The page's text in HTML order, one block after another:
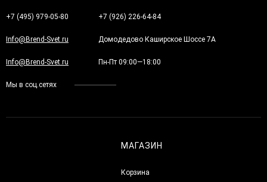
+7 (495) 979-05-80 +7 (926) 226-64-84
Info@Brend-Svet.ru Домодедово Каширское Шоссе 7А
Info@Brend-Svet.ru Пн-Пт 09:00—18:00
Мы в соц.сетях
МАГАЗИН
Корзина